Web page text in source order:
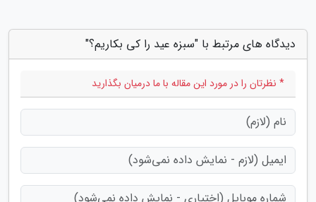
دیدگاه های مرتبط با "سبزه عید را کی بکاریم؟"
* نظرتان را در مورد این مقاله با ما درمیان بگذارید